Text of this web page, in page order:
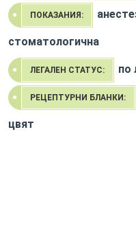
ПОКАЗАНИЯ:
стоматологична
ЛЕГАЛЕН СТАТУС: по
РЕЦЕПТУРНИ БЛАНКИ:
цвят